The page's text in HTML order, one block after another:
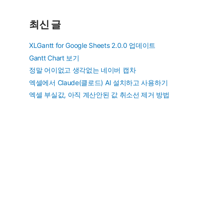
최신 글
XLGantt for Google Sheets 2.0.0 업데이트
Gantt Chart 보기
정말 어이없고 생각없는 네이버 캡차
엑셀에서 Claude(클로드) AI 설치하고 사용하기
엑셀 부실값, 아직 계산안된 값 취소선 제거 방법